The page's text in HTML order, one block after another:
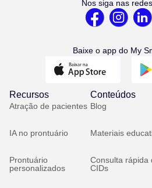
Nos siga nas
Baixe o app do My
Recursos
Atração de pacientes
IA no prontuário
Prontuário
personalizados
Conteúdos
Blog
Materiais
Consulta rápida
CIDs